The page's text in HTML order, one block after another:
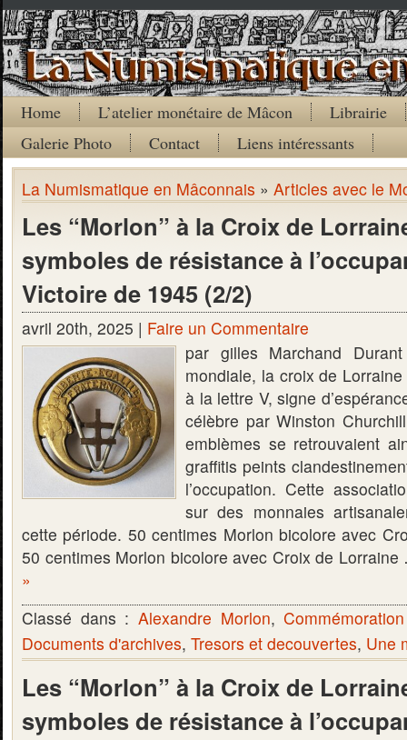
Home L’atelier monétaire de Mâcon
Librairie
Galerie Photo
Contact Liens intéressants
La Numismatique en Mâconnais » Articles avec le
Les “Morlon” à la Croix de
symboles de résistance à
Victoire de 1945 (2/2)
avril 20th, 2025 | Faire un Commentaire
par gilles Marchand
mondiale, la croix de
à la lettre V, signe
célèbre par Winston
emblèmes se retrouvaient
graffitis peints
l’occupation. Cette
sur des monnaies
cette période. 50 centimes Morlon bicolore avec
50 centimes Morlon bicolore avec Croix de
»
Classé dans : Alexandre Morlon,
Documents d'archives, Tresors et decouvertes, Une
Les “Morlon” à la Croix de
symboles de résistance à